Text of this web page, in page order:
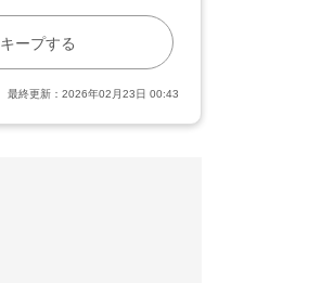
キープする
最終更新： 2026年02月23日 00:43